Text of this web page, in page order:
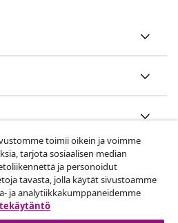
toimii oikein ja voimme
tarjota sosiaalisen median
ja personoidut
tavasta, jolla käytät sivustoamme
ja analytiikkakumppaneidemme